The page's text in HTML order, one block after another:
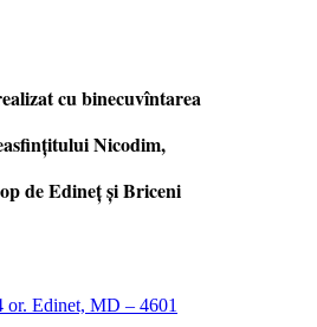
cu binecuvîntarea
Nicodim,
de Edineţ şi Briceni
or. Edinet, MD – 4601